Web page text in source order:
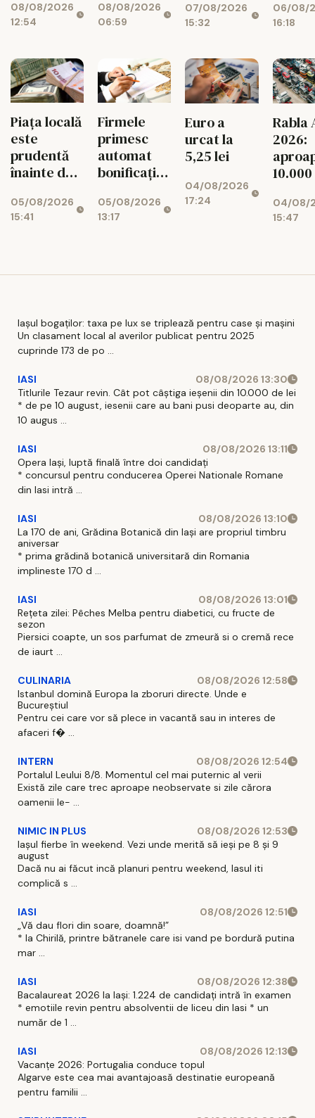
Unde e
Bucureștiul
08/08/2026
12:54
cu
superstiții
08/08/2026
06:59
UE au
scăzut cu
07/08/2026
15:32
06/08/
16:18
Piața locală
este
prudentă
înainte de
Moody's
05/08/2026
15:41
Firmele
primesc
automat
bonificația
impozit
05/08/2026
13:17
Euro a
urcat la
5,25 lei
04/08/2026
17:24
Rabla
2026:
04/08/
15:47
Iașul bogaților: taxa pe lux se triplează pentru case și mașini
Un clasament local al averilor publicat pentru 2025
cuprinde 173 de po ...
IASI
08/08/2026 13:30
Titlurile Tezaur revin. Cât pot câștiga ieșenii din 10.000 de lei
* de pe 10 august, iesenii care au bani pusi deoparte au, din
10 augus ...
IASI
08/08/2026 13:11
Opera Iași, luptă finală între doi candidați
* concursul pentru conducerea Operei Nationale Romane
din Iasi intră ...
IASI
08/08/2026 13:10
La 170 de ani, Grădina Botanică din Iași are propriul timbru
aniversar
* prima grădină botanică universitară din Romania
implineste 170 d ...
IASI
08/08/2026 13:01
Rețeta zilei: Pêches Melba pentru diabetici, cu fructe de
sezon
Piersici coapte, un sos parfumat de zmeură si o cremă rece
de iaurt ...
CULINARIA
08/08/2026 12:58
Istanbul domină Europa la zboruri directe. Unde e
Bucureștiul
Pentru cei care vor să plece in vacantă sau in interes de
afaceri f� ...
INTERN
08/08/2026 12:54
Portalul Leului 8/8. Momentul cel mai puternic al verii
Există zile care trec aproape neobservate si zile cărora
oamenii le- ...
NIMIC IN PLUS
08/08/2026 12:53
Iașul fierbe în weekend. Vezi unde merită să ieși pe 8 și 9
august
Dacă nu ai făcut incă planuri pentru weekend, Iasul iti
complică s ...
IASI
08/08/2026 12:51
„Vă dau flori din soare, doamnă!”
* la Chirilă, printre bătranele care isi vand pe bordură putina
mar ...
IASI
08/08/2026 12:38
Bacalaureat 2026 la Iași: 1.224 de candidați intră în examen
* emotiile revin pentru absolventii de liceu din Iasi * un
număr de 1 ...
IASI
08/08/2026 12:13
Vacanțe 2026: Portugalia conduce topul
Algarve este cea mai avantajoasă destinatie europeană
pentru familii ...